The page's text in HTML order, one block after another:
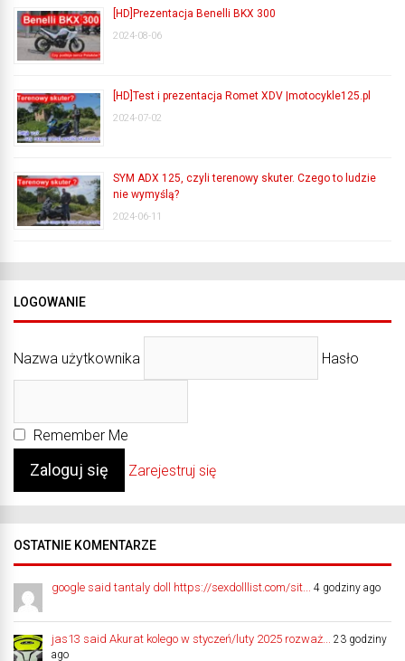
[HD]Prezentacja Benelli BKX 300
2024-08-06
[HD]Test i prezentacja Romet XDV |motocykle125.pl
2024-07-02
SYM ADX 125, czyli terenowy skuter. Czego to ludzie
nie wymyślą?
2024-06-11
LOGOWANIE
Nazwa użytkownika Hasło
Remember Me
Zarejestruj się
OSTATNIE KOMENTARZE
google said tantaly doll https://sexdolllist.com/sit... 4 godziny ago
jas13 said Akurat kolego w styczeń/luty 2025 rozważ...
23 godziny
ago